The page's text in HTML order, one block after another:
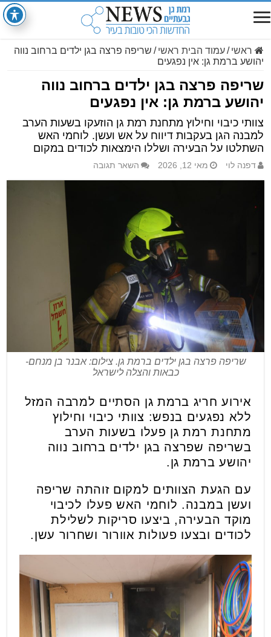
ראשי /עמוד הבית ראשי / שריפה פרצה בגן ילדים ברחוב נווה
יהושע ברמת גן: אין נפגעים
שריפה פרצה בגן ילדים ברחוב נווה
יהושע ברמת גן: אין נפגעים
צוותי כיבוי וחילוץ מתחנת רמת גן הוזעקו בשעות הערב
למבנה הגן בעקבות דיווח על אש ועשן. לוחמי האש
השתלטו על הבעירה ושללו הימצאות לכודים במקום
דפנה לוי מאי 12, 2026 השאר תגובה
שריפה פרצה בגן ילדים ברמת גן. צילום: אבנר בן מנחם-
כבאות והצלה לישראל
אירוע חריג ברמת גן הסתיים למרבה המזל
ללא נפגעים בנפש: צוותי כיבוי וחילוץ
מתחנת רמת גן פעלו בשעות הערב
בשריפה שפרצה בגן ילדים ברחוב נווה
יהושע ברמת גן.
עם הגעת הצוותים למקום זוהתה שריפה
ועשן במבנה. לוחמי האש פעלו לכיבוי
מוקד הבעירה, ביצעו סריקות לשלילת
לכודים ובצעו פעולות אוורור ושחרור עשן.